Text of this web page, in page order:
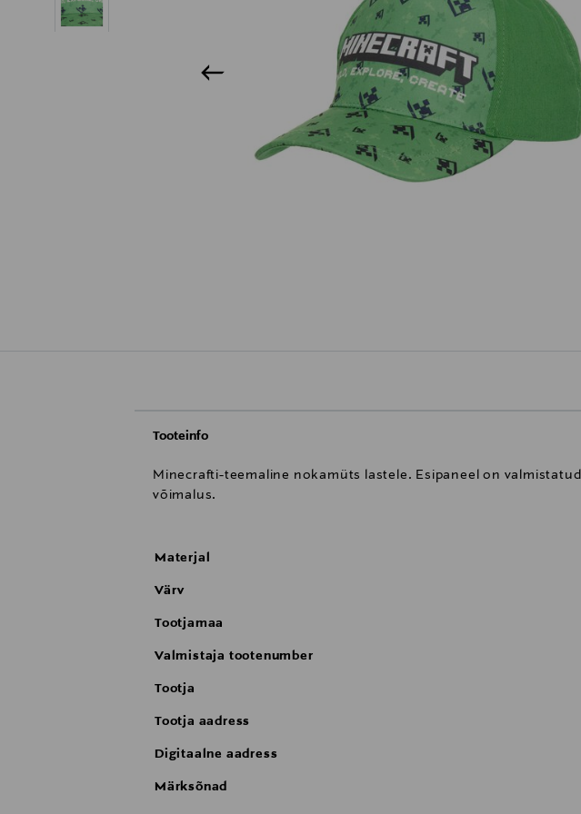
Tooteinfo
Minecrafti-teemaline nokamüts lastele. Esipaneel on
võimalus.
Materjal
Värv
Tootjamaa
Valmistaja tootenumber
Tootja
Tootja aadress
Digitaalne aadress
Märksõnad